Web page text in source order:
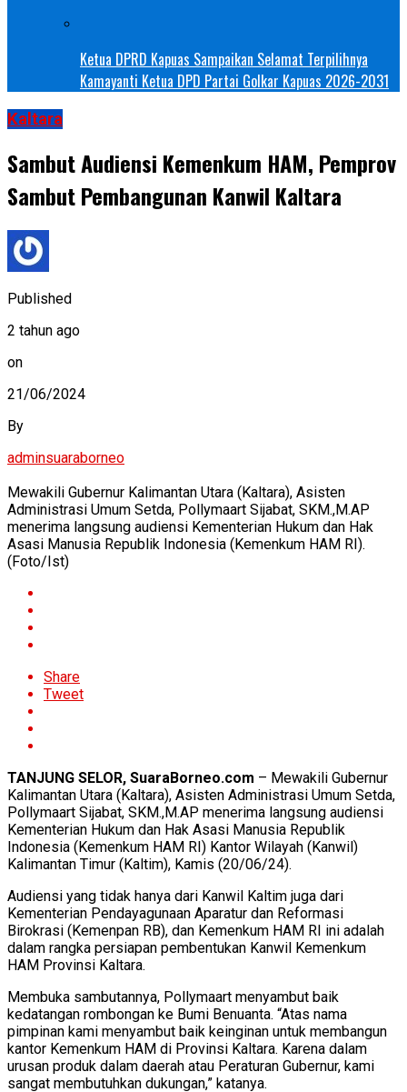
Ketua DPRD Kapuas Sampaikan Selamat Terpilihnya
Kamayanti Ketua DPD Partai Golkar Kapuas 2026-2031
Kaltara
Sambut Audiensi Kemenkum HAM, Pemprov
Sambut Pembangunan Kanwil Kaltara
Published
2 tahun ago
on
21/06/2024
By
adminsuaraborneo
Mewakili Gubernur Kalimantan Utara (Kaltara), Asisten
Administrasi Umum Setda, Pollymaart Sijabat, SKM.,M.AP
menerima langsung audiensi Kementerian Hukum dan Hak
Asasi Manusia Republik Indonesia (Kemenkum HAM RI).
(Foto/Ist)
Share
Tweet
TANJUNG SELOR, SuaraBorneo.com – Mewakili Gubernur
Kalimantan Utara (Kaltara), Asisten Administrasi Umum Setda,
Pollymaart Sijabat, SKM.,M.AP menerima langsung audiensi
Kementerian Hukum dan Hak Asasi Manusia Republik
Indonesia (Kemenkum HAM RI) Kantor Wilayah (Kanwil)
Kalimantan Timur (Kaltim), Kamis (20/06/24).
Audiensi yang tidak hanya dari Kanwil Kaltim juga dari
Kementerian Pendayagunaan Aparatur dan Reformasi
Birokrasi (Kemenpan RB), dan Kemenkum HAM RI ini adalah
dalam rangka persiapan pembentukan Kanwil Kemenkum
HAM Provinsi Kaltara.
Membuka sambutannya, Pollymaart menyambut baik
kedatangan rombongan ke Bumi Benuanta. “Atas nama
pimpinan kami menyambut baik keinginan untuk membangun
kantor Kemenkum HAM di Provinsi Kaltara. Karena dalam
urusan produk dalam daerah atau Peraturan Gubernur, kami
sangat membutuhkan dukungan,” katanya.